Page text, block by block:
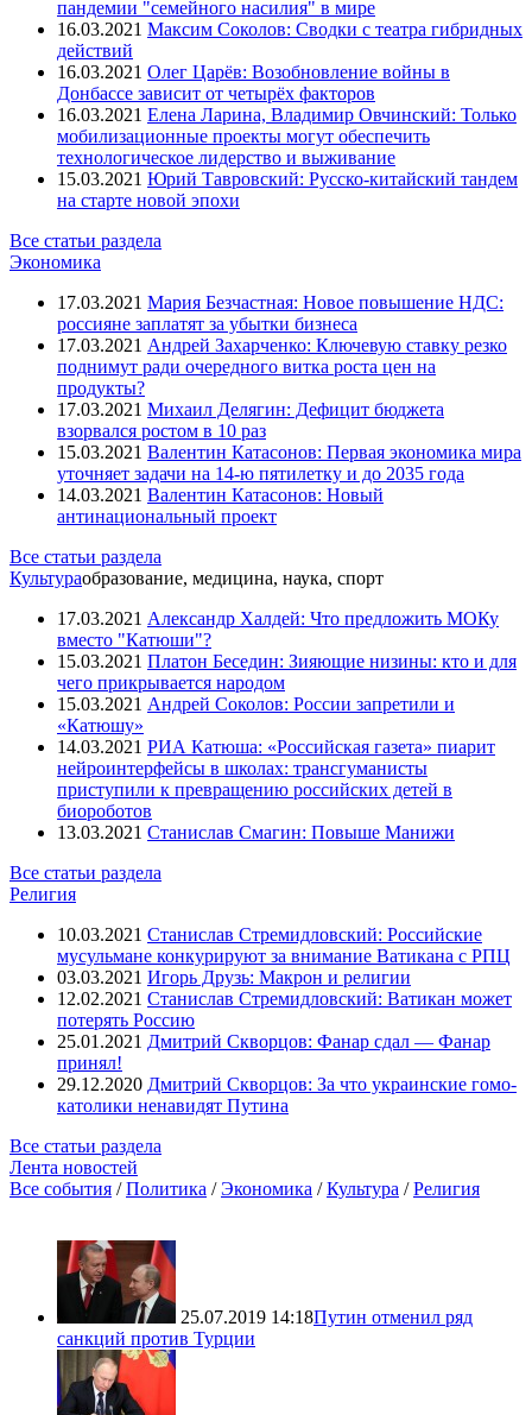
пандемии "семейного насилия" в мире
16.03.2021 Максим Соколов: Сводки с театра гибридных
действий
16.03.2021 Олег Царёв: Возобновление войны в
Донбассе зависит от четырёх факторов
16.03.2021 Елена Ларина, Владимир Овчинский: Только
мобилизационные проекты могут обеспечить
технологическое лидерство и выживание
15.03.2021 Юрий Тавровский: Русско-китайский тандем
на старте новой эпохи
Все статьи раздела
Экономика
17.03.2021 Мария Безчастная: Новое повышение НДС:
россияне заплатят за убытки бизнеса
17.03.2021 Андрей Захарченко: Ключевую ставку резко
поднимут ради очередного витка роста цен на
продукты?
17.03.2021 Михаил Делягин: Дефицит бюджета
взорвался ростом в 10 раз
15.03.2021 Валентин Катасонов: Первая экономика мира
уточняет задачи на 14-ю пятилетку и до 2035 года
14.03.2021 Валентин Катасонов: Новый
антинациональный проект
Все статьи раздела
Культураобразование, медицина, наука, спорт
17.03.2021 Александр Халдей: Что предложить МОКу
вместо "Катюши"?
15.03.2021 Платон Беседин: Зияющие низины: кто и для
чего прикрывается народом
15.03.2021 Андрей Соколов: России запретили и
«Катюшу»
14.03.2021 РИА Катюша: «Российская газета» пиарит
нейроинтерфейсы в школах: трансгуманисты
приступили к превращению российских детей в
биороботов
13.03.2021 Станислав Смагин: Повыше Манижи
Все статьи раздела
Религия
10.03.2021 Станислав Стремидловский: Российские
мусульмане конкурируют за внимание Ватикана с РПЦ
03.03.2021 Игорь Друзь: Макрон и религии
12.02.2021 Станислав Стремидловский: Ватикан может
потерять Россию
25.01.2021 Дмитрий Скворцов: Фанар сдал — Фанар
принял!
29.12.2020 Дмитрий Скворцов: За что украинские гомо-
католики ненавидят Путина
Все статьи раздела
Лента новостей
Все события /Политика /Экономика /Культура /Религия
25.07.2019 14:18Путин отменил ряд
санкций против Турции